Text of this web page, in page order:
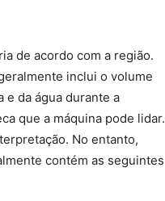
de acordo com a região.
inclui o volume
e da água durante a
que a máquina pode lidar.
No entanto,
contém as seguintes